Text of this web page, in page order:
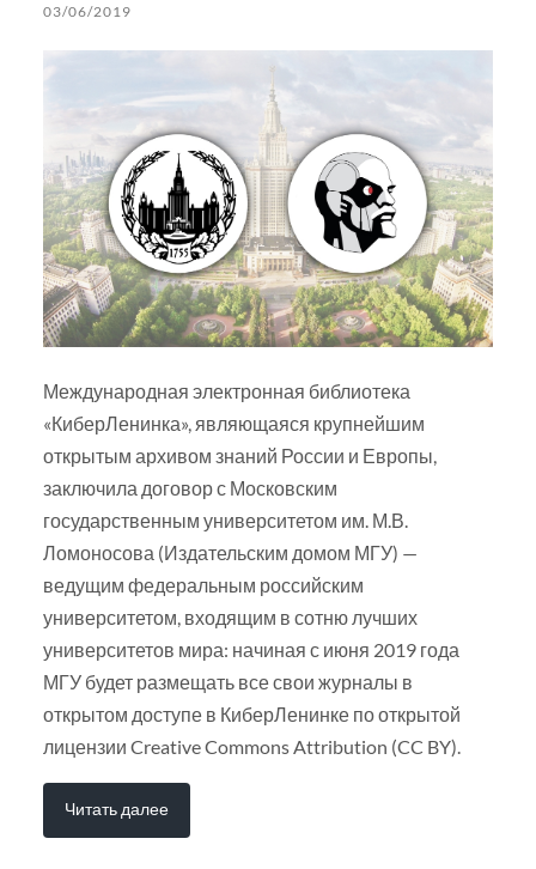
03/06/2019
Международная электронная библиотека
«КиберЛенинка», являющаяся крупнейшим
открытым архивом знаний России и Европы,
заключила договор с Московским
государственным университетом им. М.В.
Ломоносова (Издательским домом МГУ) —
ведущим федеральным российским
университетом, входящим в сотню лучших
университетов мира: начиная с июня 2019 года
МГУ будет размещать все свои журналы в
открытом доступе в КиберЛенинке по открытой
лицензии Creative Commons Attribution (CC BY).
Читать далее